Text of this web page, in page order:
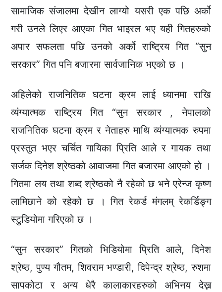
सामाजिक संजालमा देखीन लाग्यो यसरी एक पछि अर्को
गरी उनले लिएर आएका गित भाइरल भए यही गितहरुको
अपार सफलता पछि उनको अर्को राष्ट्रिय गित “सुन
सरकार” गित पनि बजारमा सार्वजानिक भएको छ ।
अहिलेको राजनितिक घटना क्रम लाई ध्यानमा राखि
व्यंग्यात्मक राष्ट्रिय गित “सुन सरकार , नेपालको
राजनितिक घटना क्रम र नेताहरु माथि व्यंग्यात्मक रुपमा
प्रस्तुत भएर चर्चित गायिका प्रिति आले र गायक तथा
सर्जक दिनेश श्रेष्ठको आवाजमा गित बजारमा आएको हो ।
गितमा लय तथा शब्द श्रेष्ठको नै रहेको छ भने एरेन्ज कृष्ण
लामिछाने को रहेको छ । गित रेकर्ड मंगलम् रेकर्डिङ्ग
स्टुडियोमा गरिएको छ ।
“सुन सरकार” गितको भिडियोमा प्रिति आले, दिनेश
श्रेष्ठ, पुण्य गौतम, शिवराम भण्डारी, दिपेन्द्र श्रेष्ठ, रुशमा
सापकोटा र अन्य धेरै कालाकारहरुको अभिनय देख्न